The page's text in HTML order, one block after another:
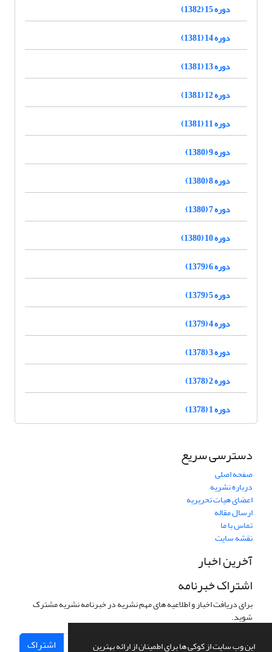
این وب سایت از کوکی ها برای اطمینان از ارائه بهترین
دوره 15 (1382)
دوره 14 (1381)
دوره 13 (1381)
دوره 12 (1381)
دوره 11 (1381)
دوره 9 (1380)
دوره 8 (1380)
دوره 7 (1380)
دوره 10 (1380)
دوره 6 (1379)
دوره 5 (1379)
دوره 4 (1379)
دوره 3 (1378)
دوره 2 (1378)
دوره 1 (1378)
دسترسی سریع
صفحه اصلی
درباره نشریه
اعضای هیات تحریریه
ارسال مقاله
تماس با ما
نقشه سایت
آخرین اخبار
اشتراک خبرنامه
برای دریافت اخبار و اطلاعیه های مهم نشریه در خبرنامه نشریه مشترک
شوید.
اشتراک